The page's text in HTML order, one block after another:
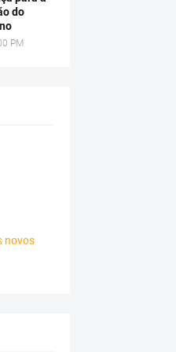
do
PM
novos